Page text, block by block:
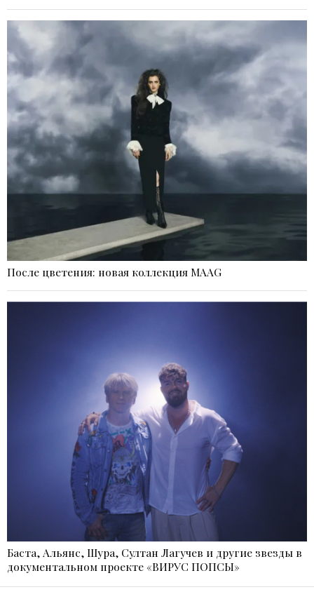
После цветения: новая коллекция MAAG
Баста, Альянс, Шура, Султан Лагучев и другие звезды в
документальном проекте «ВИРУС ПОПСЫ»